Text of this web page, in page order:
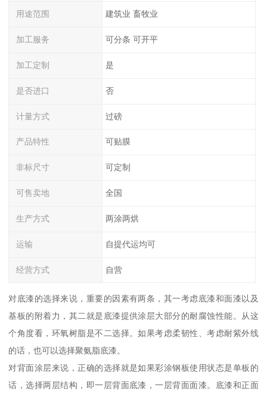
用途范围 建筑业 畜牧业
加工服务 可分条 可开平
加工定制 是
是否进口 否
计量方式 过磅
产品特性 可贴膜
非标尺寸 可定制
可售卖地 全国
生产方式 两涂两烘
运输 自提代运均可
经营方式 自营
对底漆的选择来说，重要的因素有两条，其一考虑底漆和面漆以及
基板的附着力，其二就是底漆提供涂层大部分的耐腐蚀性能。从这
个角度看，环氧树脂是不二选择。如果考虑柔韧性、考虑耐紫外线
的话，也可以选择聚氨脂底漆。
对背面涂层来说，正确的选择就是如果彩涂钢板使用状态是单板的
话，选择两层结构，即一层背面底漆，一层背面面漆。底漆和正面